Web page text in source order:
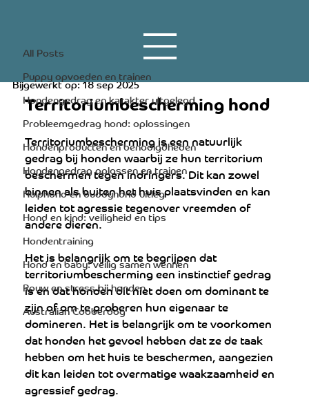
All Posts
Puppy opvoeden en trainen
Hondengedrag en karakter uitgelegd
Probleemgedrag hond: oplossingen
Hondenproducten en benodigdheden
Hondengedrag oplossen en trainen
Hulphond en buddyhond uitleg
Hond en kind: veiligheid en tips
Hondentraining
Hond en baby: veilig samen wennen
Rouw en stress bij honden
Australian Cobberdog
Territoriumbescherming hond
2 minuten om te lezen
Bijgewerkt op:18 sep 2025
Territoriumbescherming hond
Territoriumbescherming is een natuurlijk
gedrag bij honden waarbij ze hun territorium
beschermen tegen indringers. Dit kan zowel
binnen als buiten het huis plaatsvinden en kan
leiden tot agressie tegenover vreemden of
andere dieren.
Het is belangrijk om te begrijpen dat
territoriumbescherming een instinctief gedrag
is en dat honden dit niet doen om dominant te
zijn of om te proberen hun eigenaar te
domineren. Het is belangrijk om te voorkomen
dat honden het gevoel hebben dat ze de taak
hebben om het huis te beschermen, aangezien
dit kan leiden tot overmatige waakzaamheid en
agressief gedrag.